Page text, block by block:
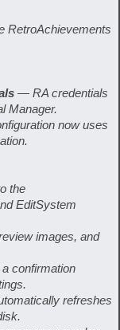
— RA credentials
Manager.
now uses
the
EditSystem
images, and
confirmation
refreshes